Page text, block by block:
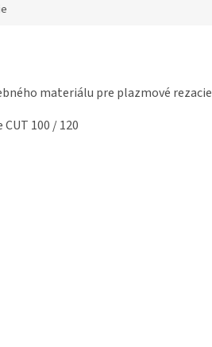
materiálu pre plazmové
100 / 120